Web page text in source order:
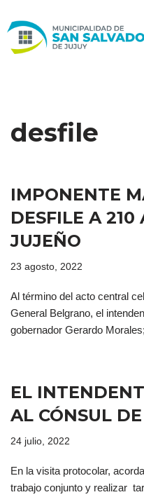
al
desfile
IMPONENTE
DESFILE A 210
JUJEÑO
23 agosto, 2022
Al término del acto central
General Belgrano, el
gobernador Gerardo
EL
AL CÓNSUL
24 julio, 2022
En la visita protocolar,
trabajo conjunto y realizar